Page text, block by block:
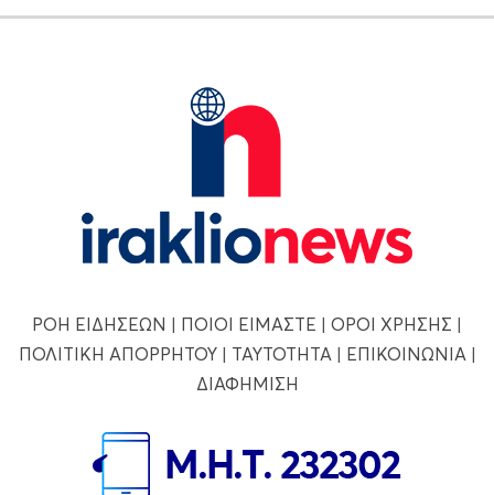
ΡΟΗ ΕΙΔΗΣΕΩΝ | ΠΟΙΟΙ ΕΙΜΑΣΤΕ | ΟΡΟΙ ΧΡΗΣΗΣ |
ΠΟΛΙΤΙΚΗ ΑΠΟΡΡΗΤΟΥ| ΤΑΥΤΟΤΗΤΑ | ΕΠΙΚΟΙΝΩΝΙΑ |
ΔΙΑΦΗΜΙΣΗ